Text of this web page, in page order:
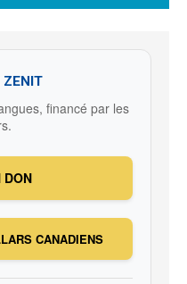
ZENIT
financé par les
DON
CANADIENS